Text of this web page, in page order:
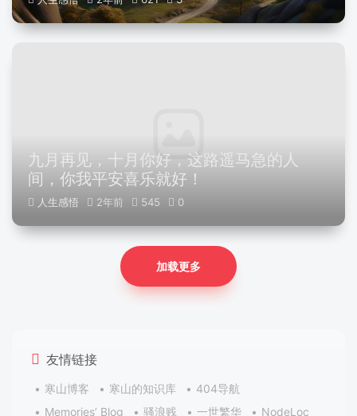
九月再见，十月你好，这路遥马急的人
间，你我平安喜乐就好！
人生感悟 2年前 545 0
加载更多
友情链接
寒山博客 寒山的知识库
404导航
Memories’ Blog
骚浪贱 一世繁华 NodeLoc